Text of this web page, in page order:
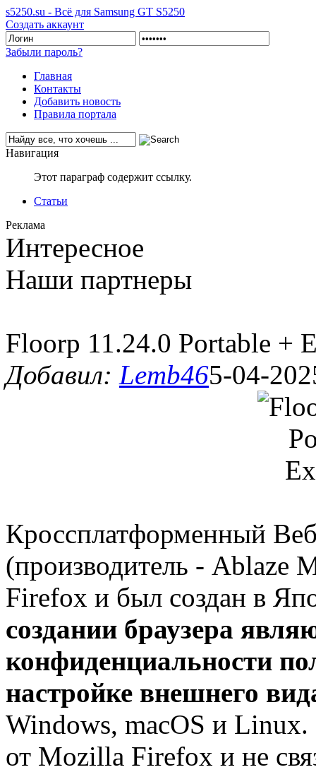
s5250.su - Всё для Samsung GT S5250
Создать аккаунт
Забыли пароль?
Главная
Контакты
Добавить новость
Правила портала
Навигация
Этот параграф содержит ссылку.
Статьи
Реклама
Интересное
Наши партнеры
Floorp 11.24.0 Portable +
Добавил: Lemb465-04-
Кросcплатформенный
(производитель - Ablaze
Firefox и был создан в
создании браузера
конфиденциальности
настройке внешнего
Windows, macOS и Linux.
от Mozilla Firefox и не